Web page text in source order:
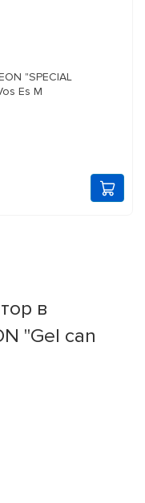
"SPECIAL
Vos Es M
в
"Gel can